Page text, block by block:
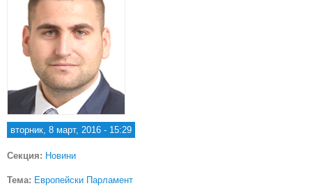
вторник, 8 март, 2016 - 15:29
Секция: Новини
Тема: Европейски Парламент